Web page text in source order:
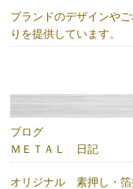
ブランドのデザインや
りを提供しています。
ブログ
ＭＥＴＡＬ 日記
オリジナル 素押し・箔